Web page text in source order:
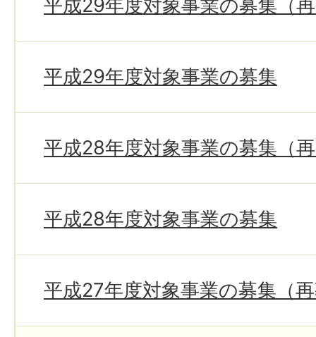
平成29年度対象事業の募集（
平成29年度対象事業の募集
平成28年度対象事業の募集（
平成28年度対象事業の募集
平成27年度対象事業の募集（